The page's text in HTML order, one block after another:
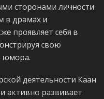
сторонами личности
в драмах и
проявляет себя в
свою
юмора.
деятельности Каан
активно развивает